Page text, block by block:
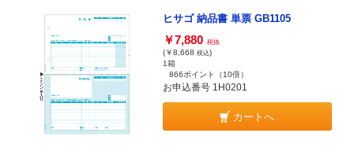
ヒサゴ 納品書 単票 GB1105
￥7,880 税抜
(￥8,668 税込)
1箱
866ポイント
（10倍）
お申込番号 1H0201
カートへ